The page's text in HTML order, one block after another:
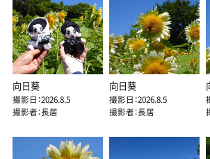
向日葵
撮影日：2026.8.5
撮影者：長居
向日葵
撮影日：2026.8.5
撮影者：長居